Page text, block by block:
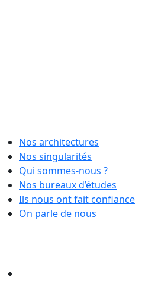
Nos architectures
Nos singularités
Qui sommes-nous ?
Nos bureaux d’études
Ils nous ont fait confiance
On parle de nous